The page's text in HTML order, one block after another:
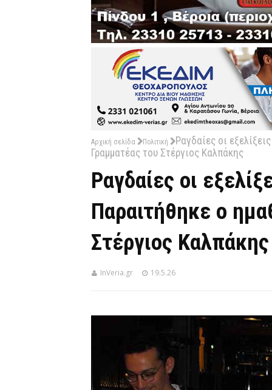
Αρχική σελίδα Πολιτική
Ραγδαίες οι
Γραμματέας του Στέργιος Καλπάκης
Ραγδαίες οι
Παραιτήθηκε ο
Στέργιος Καλπάκης
InVeria.gr 19.5.26